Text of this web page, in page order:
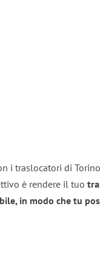
i traslocatori di
è rendere il tuo
in modo che tu